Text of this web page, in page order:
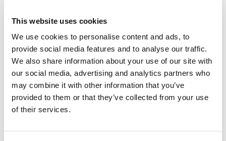
This website uses cookies
We use cookies to personalise content and ads, to
provide social media features and to analyse our traffic.
We also share information about your use of our site with
our social media, advertising and analytics partners who
may combine it with other information that you’ve
provided to them or that they’ve collected from your use
of their services.